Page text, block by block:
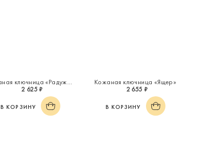
Кожаная ключница «Радужное настроение»
2 625 ₽
В КОРЗИНУ
Кожаная ключница «Ящер»
2 655 ₽
В КОРЗИНУ